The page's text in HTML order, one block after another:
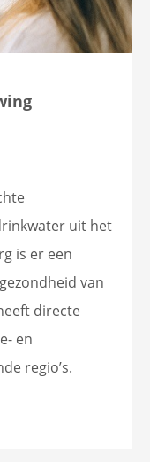
uit het
is er een
van
directe
en
regio’s.